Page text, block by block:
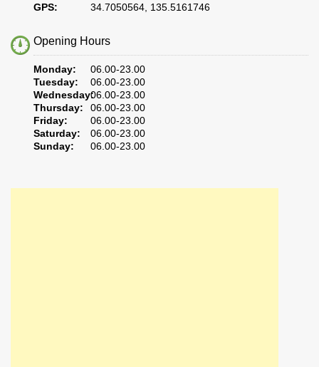
GPS:
34.7050564, 135.5161746
Opening Hours
Monday:
06.00-23.00
Tuesday:
06.00-23.00
Wednesday:06.00-23.00
Thursday:
06.00-23.00
Friday:
06.00-23.00
Saturday:
06.00-23.00
Sunday:
06.00-23.00